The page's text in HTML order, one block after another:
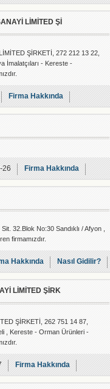
LİMİTED Şİ
ŞİRKETİ, 272 212 13 22,
İmalatçıları - Kereste -
Firma Hakkında
26
Firma Hakkında
32.Blok No:30 Sandıklı / Afyon ,
firmamızdır.
Hakkında Nasıl Gidilir?
LİMİTED ŞİRK
ŞİRKETİ, 262 751 14 87,
, Kereste - Orman Ürünleri -
Firma Hakkında